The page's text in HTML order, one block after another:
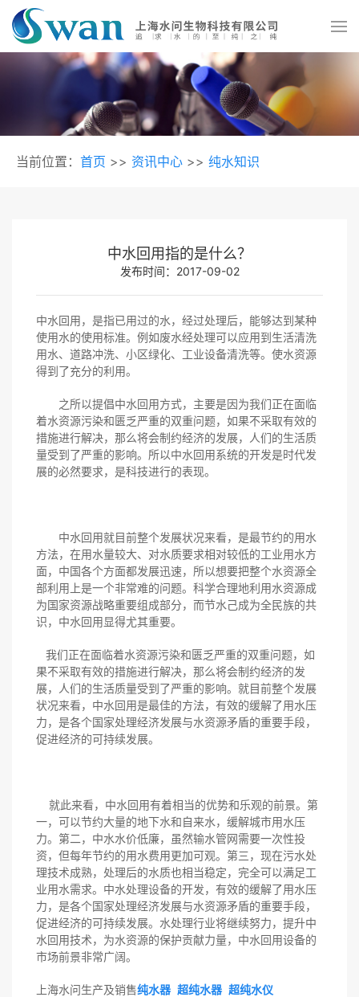
当前位置： 首页 >> 资讯中心 >> 纯水知识
中水回用指的是什么？
发布时间：2017-09-02
中水回用，是指已用过的水，经过处理后，能够达到某种
使用水的使用标准。例如废水经处理可以应用到生活清洗
用水、道路冲洗、小区绿化、工业设备清洗等。使水资源
得到了充分的利用。
之所以提倡中水回用方式，主要是因为我们正在面临
着水资源污染和匮乏严重的双重问题，如果不采取有效的
措施进行解决，那么将会制约经济的发展，人们的生活质
量受到了严重的影响。所以中水回用系统的开发是时代发
展的必然要求，是科技进行的表现。
中水回用就目前整个发展状况来看，是最节约的用水
方法，在用水量较大、对水质要求相对较低的工业用水方
面，中国各个方面都发展迅速，所以想要把整个水资源全
部利用上是一个非常难的问题。科学合理地利用水资源成
为国家资源战略重要组成部分，而节水己成为全民族的共
识，中水回用显得尤其重要。
我们正在面临着水资源污染和匮乏严重的双重问题，如
果不采取有效的措施进行解决，那么将会制约经济的发
展，人们的生活质量受到了严重的影响。就目前整个发展
状况来看，中水回用是最佳的方法，有效的缓解了用水压
力，是各个国家处理经济发展与水资源矛盾的重要手段，
促进经济的可持续发展。
就此来看，中水回用有着相当的优势和乐观的前景。第
一，可以节约大量的地下水和自来水，缓解城市用水压
力。第二，中水水价低廉，虽然输水管网需要一次性投
资，但每年节约的用水费用更加可观。第三，现在污水处
理技术成熟，处理后的水质也相当稳定，完全可以满足工
业用水需求。中水处理设备的开发，有效的缓解了用水压
力，是各个国家处理经济发展与水资源矛盾的重要手段，
促进经济的可持续发展。水处理行业将继续努力，提升中
水回用技术，为水资源的保护贡献力量，中水回用设备的
市场前景非常广阔。
上海水问生产及销售纯水器 超纯水器 超纯水仪